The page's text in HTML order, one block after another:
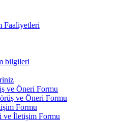
Faaliyetleri
bilgileri
ve Öneri Formu
ve Öneri Formu
Formu
ve İletişim Formu